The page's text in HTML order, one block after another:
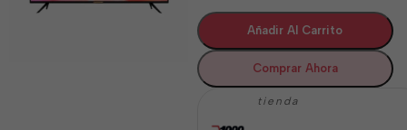
Añadir Al Carrito
Comprar Ahora
tienda